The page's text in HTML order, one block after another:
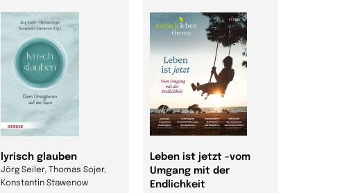
lyrisch glauben
Jörg Seiler, Thomas Sojer,
Konstantin Stawenow
Leben ist jetzt -vom
Umgang mit der
Endlichkeit